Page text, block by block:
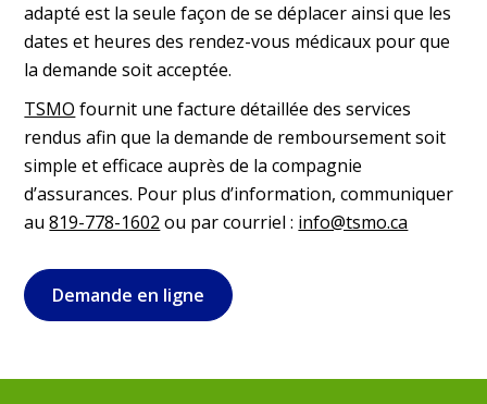
adapté est la seule façon de se déplacer ainsi que les
dates et heures des rendez-vous médicaux pour que
la demande soit acceptée.
TSMO fournit une facture détaillée des services
rendus afin que la demande de remboursement soit
simple et efficace auprès de la compagnie
d’assurances. Pour plus d’information, communiquer
au819-778-1602 ou par courriel : info@tsmo.ca
Demande en ligne